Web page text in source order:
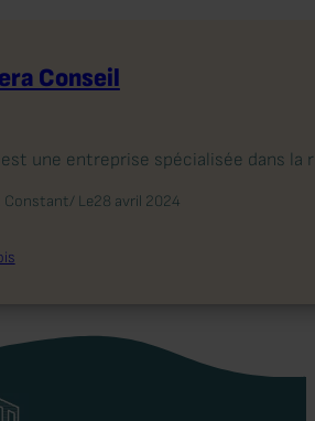
Conseil
est une entreprise spécialisée dans
Constant/ Le28 avril 2024